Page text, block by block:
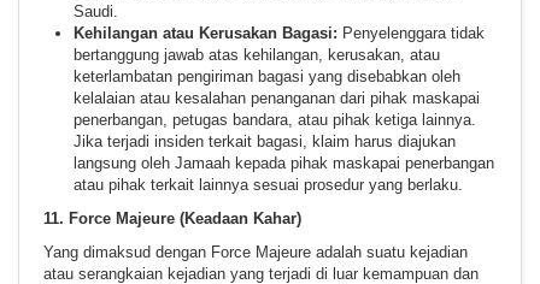
Saudi.
Kehilangan atau Kerusakan Bagasi: Penyelenggara tidak
bertanggung jawab atas kehilangan, kerusakan, atau
keterlambatan pengiriman bagasi yang disebabkan oleh
kelalaian atau kesalahan penanganan dari pihak maskapai
penerbangan, petugas bandara, atau pihak ketiga lainnya.
Jika terjadi insiden terkait bagasi, klaim harus diajukan
langsung oleh Jamaah kepada pihak maskapai penerbangan
atau pihak terkait lainnya sesuai prosedur yang berlaku.
11. Force Majeure (Keadaan Kahar)
Yang dimaksud dengan Force Majeure adalah suatu kejadian
atau serangkaian kejadian yang terjadi di luar kemampuan dan